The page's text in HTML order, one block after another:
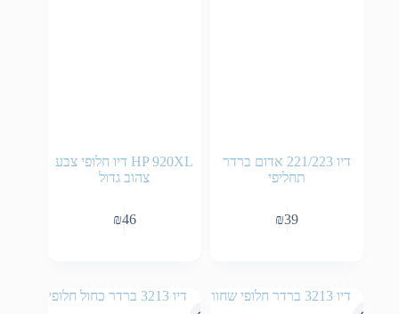
דיו 221/223 אדום ברדר
תחליפי
₪39
HP 920XL דיו חלופי צבע
צהוב גדול
₪46